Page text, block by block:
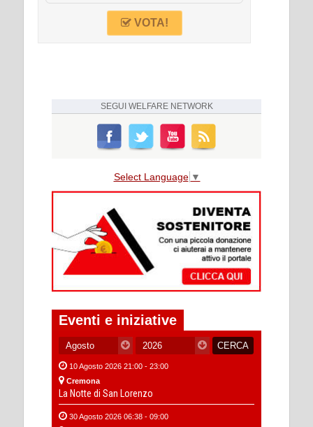
VOTA!
SEGUI WELFARE NETWORK
Select Language ▼
Eventi e iniziative
10 Agosto 2026 21:00 - 23:00
Cremona
La Notte di San Lorenzo
30 Agosto 2026 06:38 - 09:00